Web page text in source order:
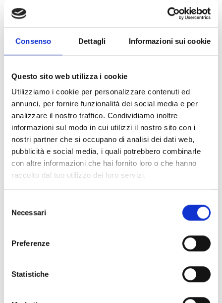
Consenso Dettagli Informazioni sui cookie
Questo sito web utilizza i cookie
Utilizziamo i cookie per personalizzare contenuti ed
annunci, per fornire funzionalità dei social media e per
analizzare il nostro traffico. Condividiamo inoltre
informazioni sul modo in cui utilizzi il nostro sito con i
nostri partner che si occupano di analisi dei dati web,
pubblicità e social media, i quali potrebbero combinarle
con altre informazioni che hai fornito loro o che hanno
raccolto dal tuo utilizzo dei loro servizi.
delNecessari
Preferenze
Statistiche
Accessori Basi EB00 - Materiali(47)
Accessori per test dei rivelatori - Materiali
Accessori rivelatori Enea
Accessori Senseware
Accessori Serie Industrial
Air2-Aria/W
Documenti
Seleziona tutti
Accedi, prima di scaricare i contenuti con icona
lock
Tutte le lingue
CERCA